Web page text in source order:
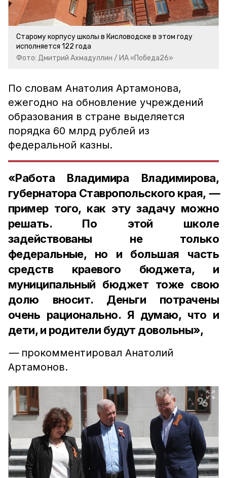
Старому корпусу школы в Кисловодске в этом году
исполняется 122 года
Фото: Дмитрий Ахмадуллин / ИА «Победа26»
По словам Анатолия Артамонова,
ежегодно на обновление учреждений
образования в стране выделяется
порядка 60 млрд рублей из
федеральной казны.
«Работа Владимира Владимирова,
губернатора Ставропольского края, —
пример того, как эту задачу можно
решать. По этой школе
задействованы не только
федеральные, но и большая часть
средств краевого бюджета, и
муниципальный бюджет тоже свою
долю вносит. Деньги потрачены
очень рационально. Я думаю, что и
дети, и родители будут довольны»,
— прокомментировал Анатолий
Артамонов.